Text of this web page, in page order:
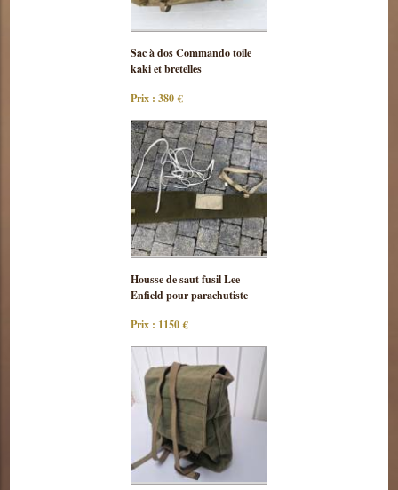
Consulter
cette pièce
Sac à dos Commando toile
kaki et bretelles
Prix : 380 €
Consulter
cette pièce
Housse de saut fusil Lee
Enfield pour parachutiste
Prix : 1150 €